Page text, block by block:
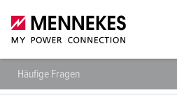
Häufige Fragen